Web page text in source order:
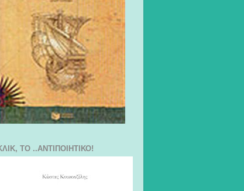
ΤΟ ..ΑΝΤΙΠΟΙΗΤΙΚΌ!